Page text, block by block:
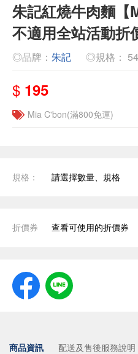
朱記紅燒牛肉麵【
不適用全站活動折
◎品牌： 朱記 ◎規格：
$ 195
Mia C'bon(滿800免運)
規格： 請選擇數量、規格
折價券 查看可使用的折價券
商品資訊 配送及售後服務說明